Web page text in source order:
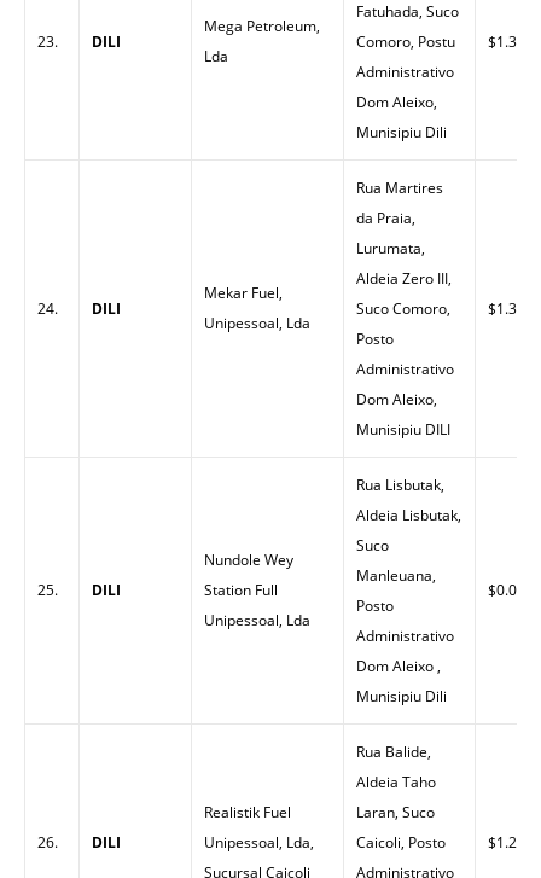
23. DILI
Mega Petroleum,
Lda
Fatuhada, Suco
Comoro, Postu
Administrativo
Dom Aleixo,
Munisipiu Dili
$1.32
24. DILI
Mekar Fuel,
Unipessoal, Lda
Rua Martires
da Praia,
Lurumata,
Aldeia Zero III,
Suco Comoro,
Posto
Administrativo
Dom Aleixo,
Munisipiu DILI
$1.30
25. DILI
Nundole Wey
Station Full
Unipessoal, Lda
Rua Lisbutak,
Aldeia Lisbutak,
Suco
Manleuana,
Posto
Administrativo
Dom Aleixo ,
Munisipiu Dili
$0.00
26. DILI
Realistik Fuel
Unipessoal, Lda,
Sucursal Caicoli
Rua Balide,
Aldeia Taho
Laran, Suco
Caicoli, Posto
Administrativo
$1.26